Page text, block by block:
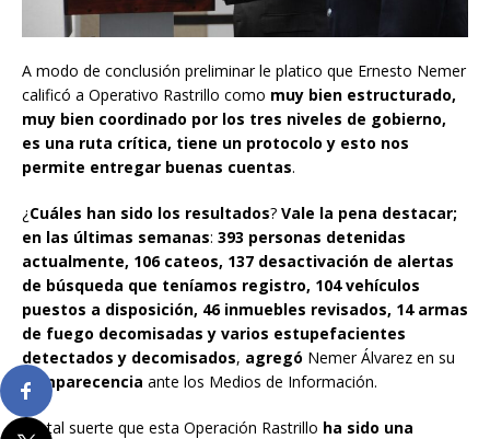
A modo de conclusión preliminar le platico que Ernesto Nemer
calificó a Operativo Rastrillo como muy bien estructurado,
muy bien coordinado por los tres niveles de gobierno,
es una ruta crítica, tiene un protocolo y esto nos
permite entregar buenas cuentas.
¿Cuáles han sido los resultados? Vale la pena destacar;
en las últimas semanas: 393 personas detenidas
actualmente, 106 cateos, 137 desactivación de alertas
de búsqueda que teníamos registro, 104 vehículos
puestos a disposición, 46 inmuebles revisados, 14 armas
de fuego decomisadas y varios estupefacientes
detectados y decomisados, agregó Nemer Álvarez en su
comparecencia ante los Medios de Información.
De tal suerte que esta Operación Rastrillo ha sido una